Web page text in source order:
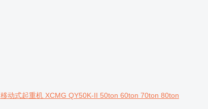
移动式起重机 XCMG QY50K-II 50ton 60ton 70ton 80ton